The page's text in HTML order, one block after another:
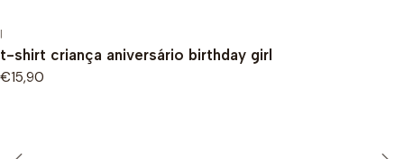
|
t-shirt criança aniversário birthday girl
€15,90